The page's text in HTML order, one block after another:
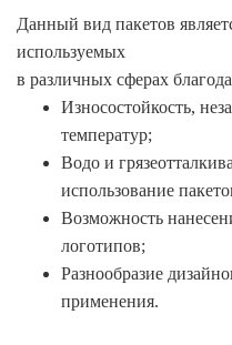
Данный вид пакетов
используемых
в различных сферах
Износостойкость,
температур;
Водо и
использование
Возможность
логотипов;
Разнообразие
применения.